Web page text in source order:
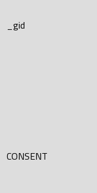
_gid
CONSENT